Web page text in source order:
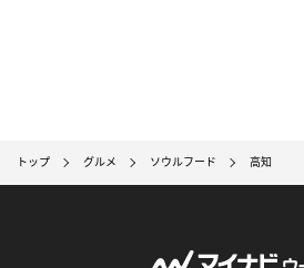
トップ グルメ ソウルフード 高知